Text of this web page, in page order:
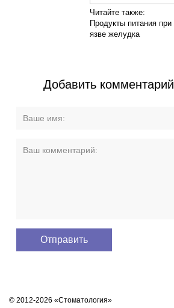
Читайте также:
Продукты питания при
язве желудка
Добавить комментарий
© 2012-2026 «Стоматология»